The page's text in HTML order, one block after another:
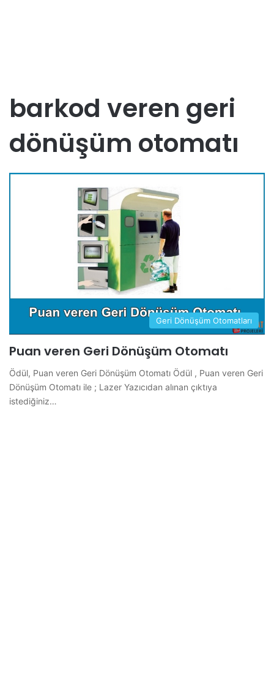
barkod veren geri
dönüşüm otomatı
Geri Dönüşüm Otomatları
Puan veren Geri Dönüşüm Otomatı
Ödül, Puan veren Geri Dönüşüm Otomatı Ödül , Puan veren Geri
Dönüşüm Otomatı ile ; Lazer Yazıcıdan alınan çıktıya
istediğiniz…